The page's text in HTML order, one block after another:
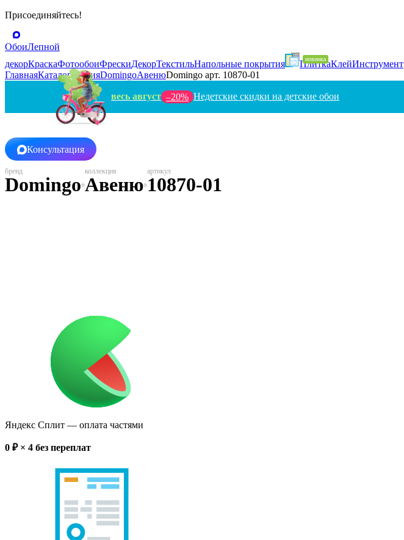
Присоединяйтесь!
ОбоиЛепной
декорКраскаФотообоиФрескиДекорТекстильНапольные покрытия ПлиткаКлейИнструмент
ГлавнаяКаталогРоссияDomingoАвенюDomingo арт. 10870-01
весь август –20% Недетские скидки на детские обои
Консультация
DomingoАвеню 10870-01
Яндекс Сплит — оплата частями
0 ₽ × 4 без переплат